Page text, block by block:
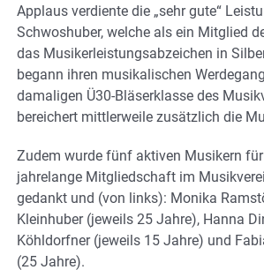
Applaus verdiente die „sehr gute“
Schwoshuber, welche als ein Mitglied
das Musikerleistungsabzeichen in
begann ihren musikalischen
damaligen Ü30-Bläserklasse des
bereichert mittlerweile zusätzlich die
Zudem wurde fünf aktiven Musikern
jahrelange Mitgliedschaft im
gedankt und (von links): Monika
Kleinhuber (jeweils 25 Jahre), Hanna
Köhldorfner (jeweils 15 Jahre) und
(25 Jahre).